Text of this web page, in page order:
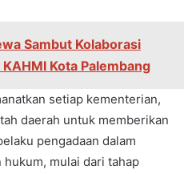
Sambut Kolaborasi
Kota Palembang
setiap kementerian,
daerah untuk memberikan
pengadaan dalam
hukum, mulai dari tahap